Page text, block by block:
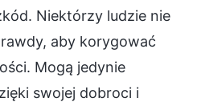
Niektórzy ludzie nie
aby korygować
Mogą jedynie
swojej dobroci i